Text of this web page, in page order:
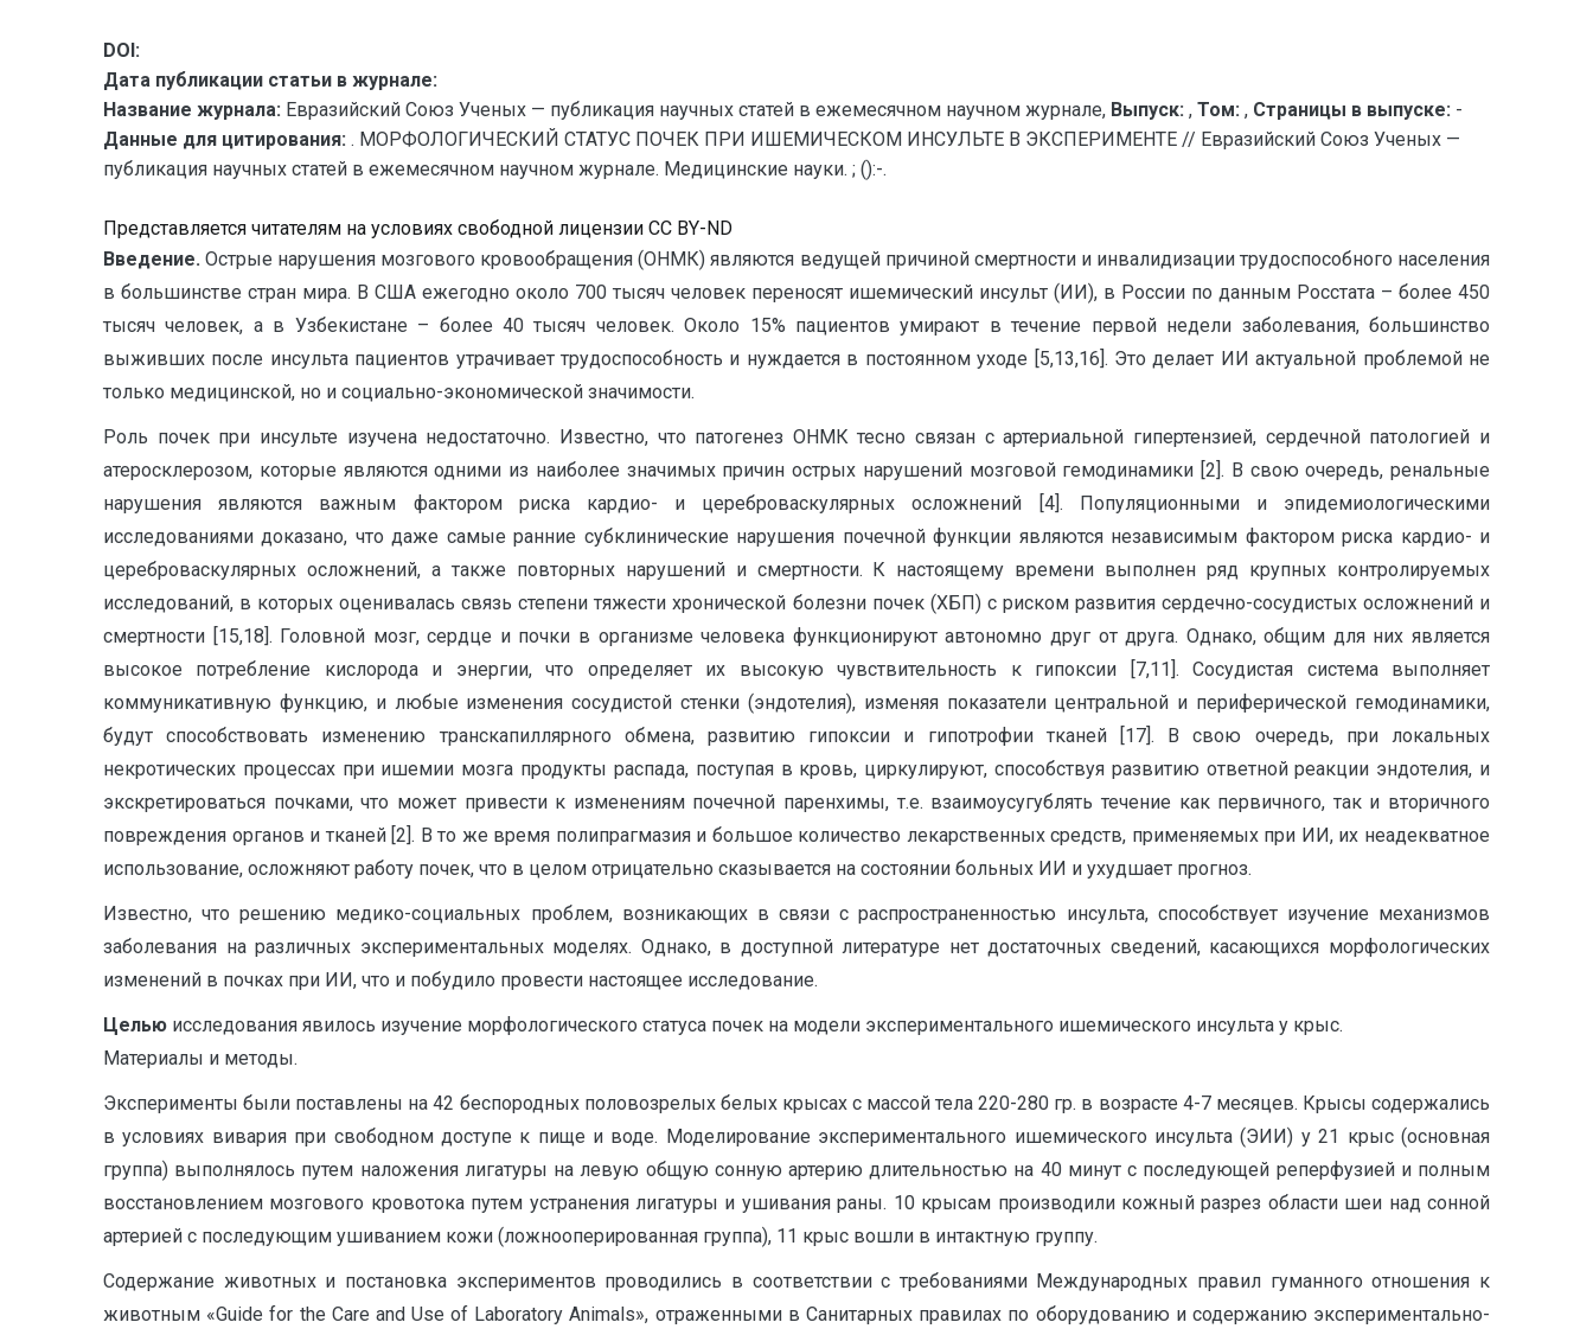
DOI:
Дата публикации статьи в журнале:
Название журнала: Евразийский Союз Ученых — публикация научных статей в ежемесячном научном журнале, Выпуск: , Том: , Страницы в выпуске: -
Данные для цитирования: . МОРФОЛОГИЧЕСКИЙ СТАТУС ПОЧЕК ПРИ ИШЕМИЧЕСКОМ ИНСУЛЬТЕ В ЭКСПЕРИМЕНТЕ // Евразийский Союз Ученых —
публикация научных статей в ежемесячном научном журнале. Медицинские науки. ; ():-.
Представляется читателям на условиях свободной лицензии CC BY-ND
Введение. Острые нарушения мозгового кровообращения (ОНМК) являются ведущей причиной смертности и инвалидизации трудоспособного населения
в большинстве стран мира. В США ежегодно около 700 тысяч человек переносят ишемический инсульт (ИИ), в России по данным Росстата – более 450
тысяч человек, а в Узбекистане – более 40 тысяч человек. Около 15% пациентов умирают в течение первой недели заболевания, большинство
выживших после инсульта пациентов утрачивает трудоспособность и нуждается в постоянном уходе [5,13,16]. Это делает ИИ актуальной проблемой не
только медицинской, но и социально-экономической значимости.
Роль почек при инсульте изучена недостаточно. Известно, что патогенез ОНМК тесно связан с артериальной гипертензией, сердечной патологией и
атеросклерозом, которые являются одними из наиболее значимых причин острых нарушений мозговой гемодинамики [2]. В свою очередь, ренальные
нарушения являются важным фактором риска кардио- и цереброваскулярных осложнений [4]. Популяционными и эпидемиологическими
исследованиями доказано, что даже самые ранние субклинические нарушения почечной функции являются независимым фактором риска кардио- и
цереброваскулярных осложнений, а также повторных нарушений и смертности. К настоящему времени выполнен ряд крупных контролируемых
исследований, в которых оценивалась связь степени тяжести хронической болезни почек (ХБП) с риском развития сердечно-сосудистых осложнений и
смертности [15,18]. Головной мозг, сердце и почки в организме человека функционируют автономно друг от друга. Однако, общим для них является
высокое потребление кислорода и энергии, что определяет их высокую чувствительность к гипоксии [7,11]. Сосудистая система выполняет
коммуникативную функцию, и любые изменения сосудистой стенки (эндотелия), изменяя показатели центральной и периферической гемодинамики,
будут способствовать изменению транскапиллярного обмена, развитию гипоксии и гипотрофии тканей [17]. В свою очередь, при локальных
некротических процессах при ишемии мозга продукты распада, поступая в кровь, циркулируют, способствуя развитию ответной реакции эндотелия, и
экскретироваться почками, что может привести к изменениям почечной паренхимы, т.е. взаимоусугублять течение как первичного, так и вторичного
повреждения органов и тканей [2]. В то же время полипрагмазия и большое количество лекарственных средств, применяемых при ИИ, их неадекватное
использование, осложняют работу почек, что в целом отрицательно сказывается на состоянии больных ИИ и ухудшает прогноз.
Известно, что решению медико-социальных проблем, возникающих в связи с распространенностью инсульта, способствует изучение механизмов
заболевания на различных экспериментальных моделях. Однако, в доступной литературе нет достаточных сведений, касающихся морфологических
изменений в почках при ИИ, что и побудило провести настоящее исследование.
Целью исследования явилось изучение морфологического статуса почек на модели экспериментального ишемического инсульта у крыс.
Материалы и методы.
Эксперименты были поставлены на 42 беспородных половозрелых белых крысах с массой тела 220-280 гр. в возрасте 4-7 месяцев. Крысы содержались
в условиях вивария при свободном доступе к пище и воде. Моделирование экспериментального ишемического инсульта (ЭИИ) у 21 крыс (основная
группа) выполнялось путем наложения лигатуры на левую общую сонную артерию длительностью на 40 минут с последующей реперфузией и полным
восстановлением мозгового кровотока путем устранения лигатуры и ушивания раны. 10 крысам производили кожный разрез области шеи над сонной
артерией с последующим ушиванием кожи (ложнооперированная группа), 11 крыс вошли в интактную группу.
Содержание животных и постановка экспериментов проводились в соответствии с требованиями Международных правил гуманного отношения к
животным «Guide for the Care and Use of Laboratory Animals», отраженными в Санитарных правилах по оборудованию и содержанию экспериментально-